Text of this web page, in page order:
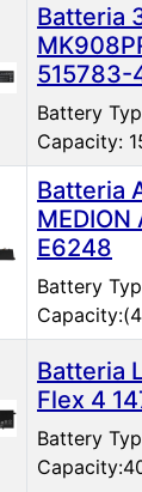
Batteria
515783-
Battery
Capacity:
Batteria
E6248
Battery
Batteria
Flex 4
Battery